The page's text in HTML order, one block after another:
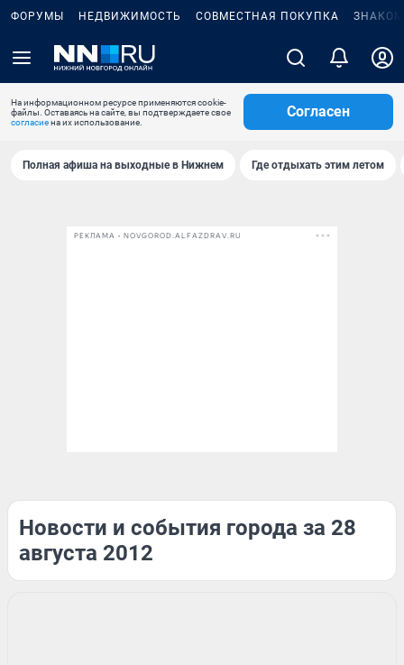
ФОРУМЫ НЕДВИЖИМОСТЬ СОВМЕСТНАЯ ПОКУПКА
На информационном ресурсе применяются cookie-
файлы. Оставаясь на сайте, вы подтверждаете свое
согласиена их использование.
Согласен
Полная афиша на выходные в Нижнем Где отдыхать этим летом
РЕКЛАМА • NOVGOROD.ALFAZDRAV.RU
Новости и события города за 28
августа 2012